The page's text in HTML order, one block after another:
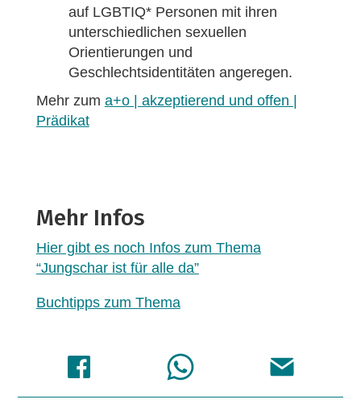
auf LGBTIQ* Personen mit ihren
unterschiedlichen sexuellen
Orientierungen und
Geschlechtsidentitäten angeregen.
Mehr zum a+o | akzeptierend und offen |
Prädikat
Mehr Infos
Hier gibt es noch Infos zum Thema
“Jungschar ist für alle da”
Buchtipps zum Thema